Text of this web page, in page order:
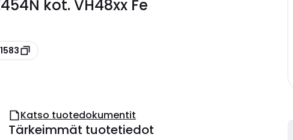
kot. VH48xx Fe
Katso tuotedokumentit
Tärkeimmät tuotetiedot